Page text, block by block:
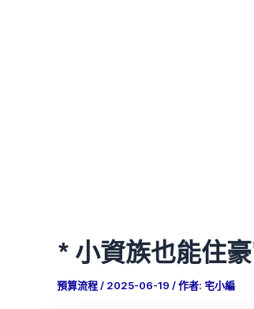
* 小資族也能住
預算流程/ 2025-06-19 / 作者: 宅小編